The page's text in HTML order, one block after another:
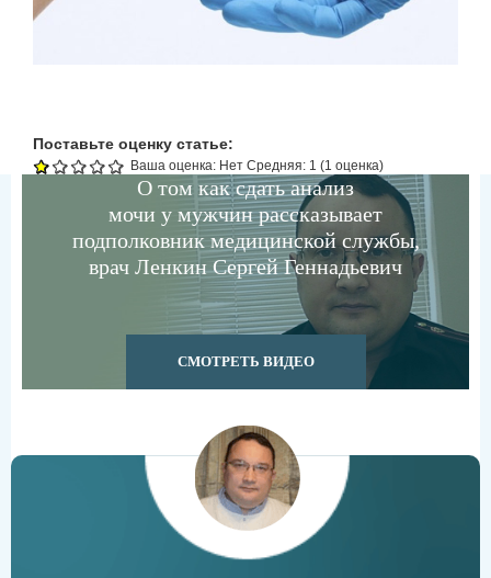
Поставьте оценку статье:
Ваша оценка: Нет Средняя: 1 (1 оценка)
О том как сдать анализ
мочи у мужчин рассказывает
подполковник медицинской службы,
врач Ленкин Сергей Геннадьевич
СМОТРЕТЬ ВИДЕО